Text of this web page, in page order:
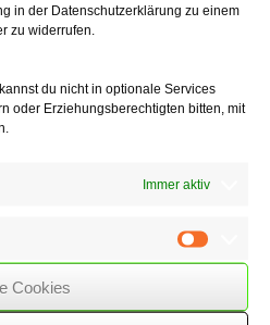
in der Datenschutzerklärung zu einem
zu widerrufen.
du nicht in optionale Services
oder Erziehungsberechtigten bitten, mit
Immer aktiv
Cookies
Entities, also überwiegend
natürlichen Personen, die diese
Mitteilung der dahinter stehenden
von den Folgen des
erfolgen hat. Lassen Sie sich hierzu